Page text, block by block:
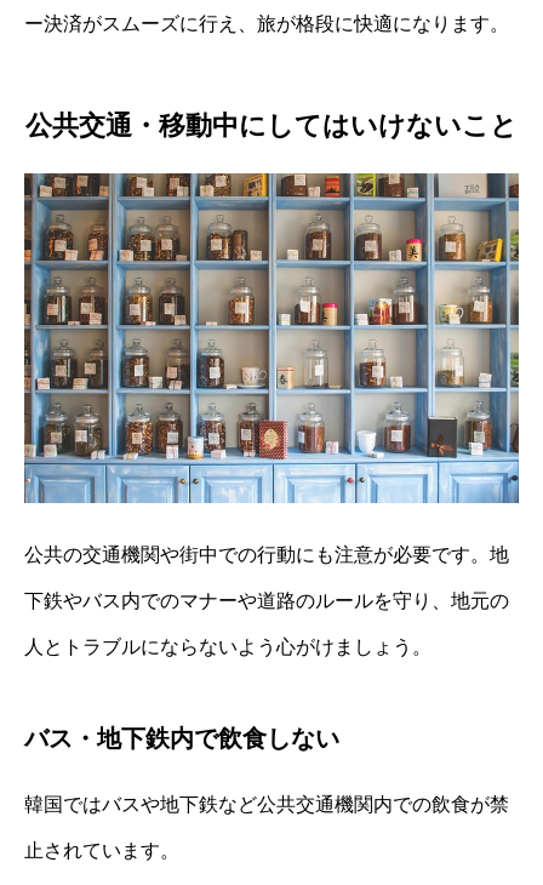
ー決済がスムーズに行え、旅が格段に快適になります。
公共交通・移動中にしてはいけないこと
公共の交通機関や街中での行動にも注意が必要です。地
下鉄やバス内でのマナーや道路のルールを守り、地元の
人とトラブルにならないよう心がけましょう。
バス・地下鉄内で飲食しない
韓国ではバスや地下鉄など公共交通機関内での飲食が禁
止されています。